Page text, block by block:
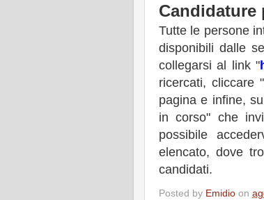
Candidature
Tutte le persone
disponibili dalle
collegarsi al link "
ricercati, cliccare
pagina e infine,
in corso" che
possibile
elencato, dove
candidati.
Posted by Emidio on